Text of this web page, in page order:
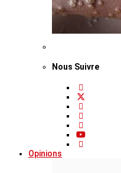
Nous Suivre
Opinions